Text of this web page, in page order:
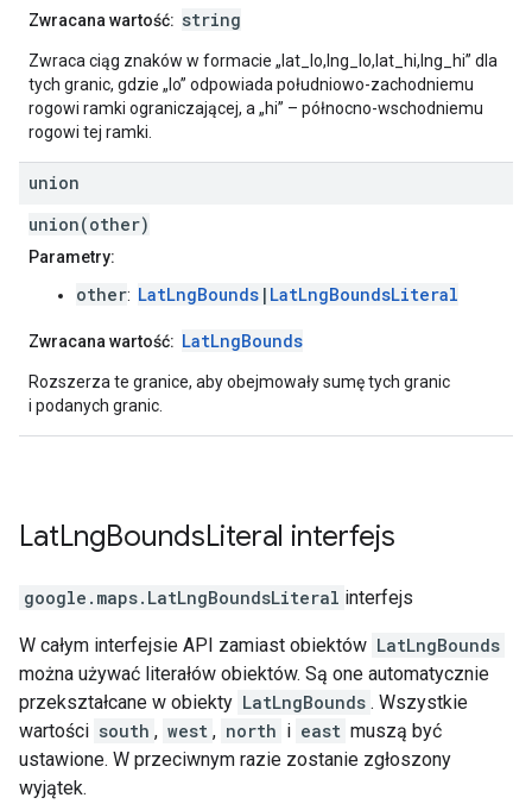
Zwracana wartość: string
Zwraca ciąg znaków w formacie „lat_lo,lng_lo,lat_hi,lng_hi” dla
tych granic, gdzie „lo” odpowiada południowo-zachodniemu
rogowi ramki ograniczającej, a „hi” – północno-wschodniemu
rogowi tej ramki.
union
union(other)
Parametry:
other: LatLngBounds | LatLngBoundsLiteral
Zwracana wartość: LatLngBounds
Rozszerza te granice, aby obejmowały sumę tych granic
i podanych granic.
LatLngBoundsLiteral interfejs
google.maps. LatLngBoundsLiteral interfejs
W całym interfejsie API zamiast obiektów LatLngBounds
można używać literałów obiektów. Są one automatycznie
przekształcane w obiekty LatLngBounds . Wszystkie
wartości south , west , north i east muszą być
ustawione. W przeciwnym razie zostanie zgłoszony
wyjątek.